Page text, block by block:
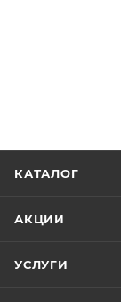
КАТАЛОГ
АКЦИИ
УСЛУГИ